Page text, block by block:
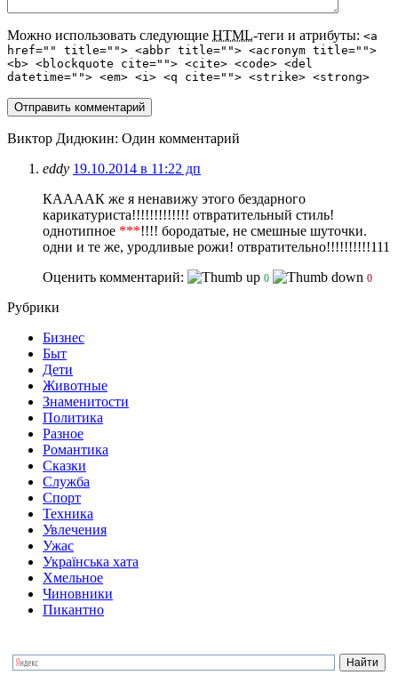
Можно использовать следующие HTML-теги и атрибуты: <a
href="" title=""> <abbr title=""> <acronym title="">
<b> <blockquote cite=""> <cite> <code> <del
datetime=""> <em> <i> <q cite=""> <strike> <strong>
Виктор Дидюкин: Один комментарий
eddy 19.10.2014 в 11:22 дп
КААААК же я ненавижу этого бездарного
карикатуриста!!!!!!!!!!!!! отвратительный стиль!
однотипное ***!!!! бородатые, не смешные шуточки.
одни и те же, уродливые рожи! отвратительно!!!!!!!!!!111
Оценить комментарий:
0 0
Рубрики
Бизнес
Быт
Дети
Животные
Знаменитости
Политика
Разное
Романтика
Сказки
Служба
Спорт
Техника
Увлечения
Ужас
Українська хата
Хмельное
Чиновники
Пикантно